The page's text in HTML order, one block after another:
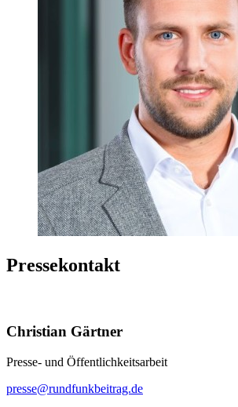
Pressekontakt
Christian Gärtner
Presse- und Öffentlichkeitsarbeit
presse@rundfunkbeitrag.de